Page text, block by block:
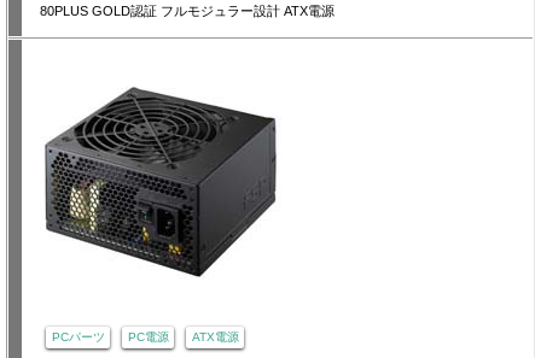
80PLUS GOLD認証 フルモジュラー設計 ATX電源
PCパーツ PC電源 ATX電源